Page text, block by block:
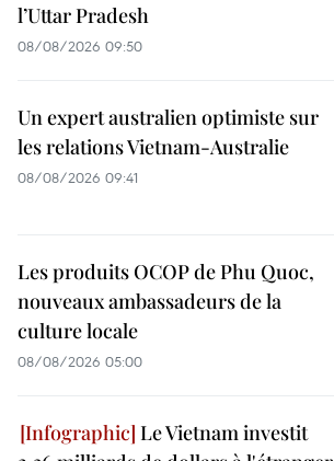
l’Uttar Pradesh
08/08/2026 09:50
Un expert australien optimiste sur
les relations Vietnam-Australie
08/08/2026 09:41
Les produits OCOP de Phu Quoc,
nouveaux ambassadeurs de la
culture locale
08/08/2026 05:00
Le Vietnam investit